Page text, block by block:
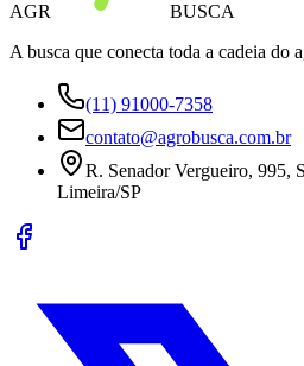
AGR
BUSCA
A busca que conecta toda a cadeia do
(11) 91000-7358
contato@agrobusca.com.br
R. Senador Vergueiro, 995,
Limeira/SP